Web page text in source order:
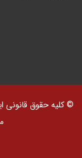
© کلیه حقوق قانونی